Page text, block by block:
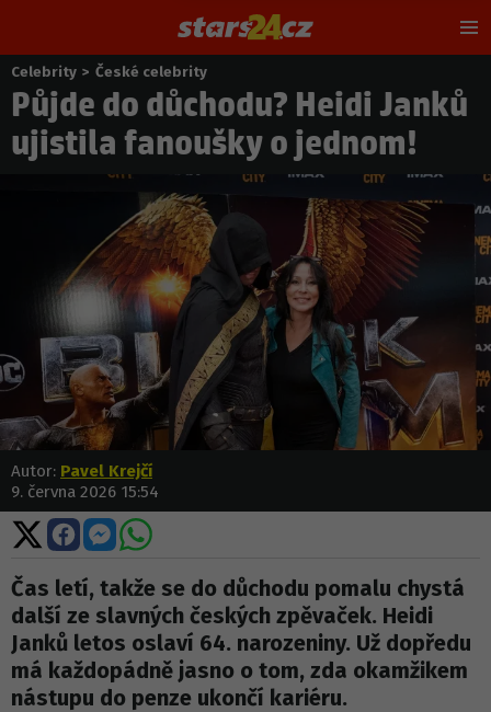
Nacházíte
se
zde:
Celebrity > České celebrity
Půjde do důchodu? Heidi Janků
ujistila fanoušky o jednom!
Autor: Pavel Krejčí
9. června 2026 15:54
Sdílet
na
X
Sdílet
na
Facebooku
Sdílet
na
Messengeru
Sdílet
WhatsApp
Čas letí, takže se do důchodu pomalu chystá
další ze slavných českých zpěvaček. Heidi
Janků letos oslaví 64. narozeniny. Už dopředu
má každopádně jasno o tom, zda okamžikem
nástupu do penze ukončí kariéru.